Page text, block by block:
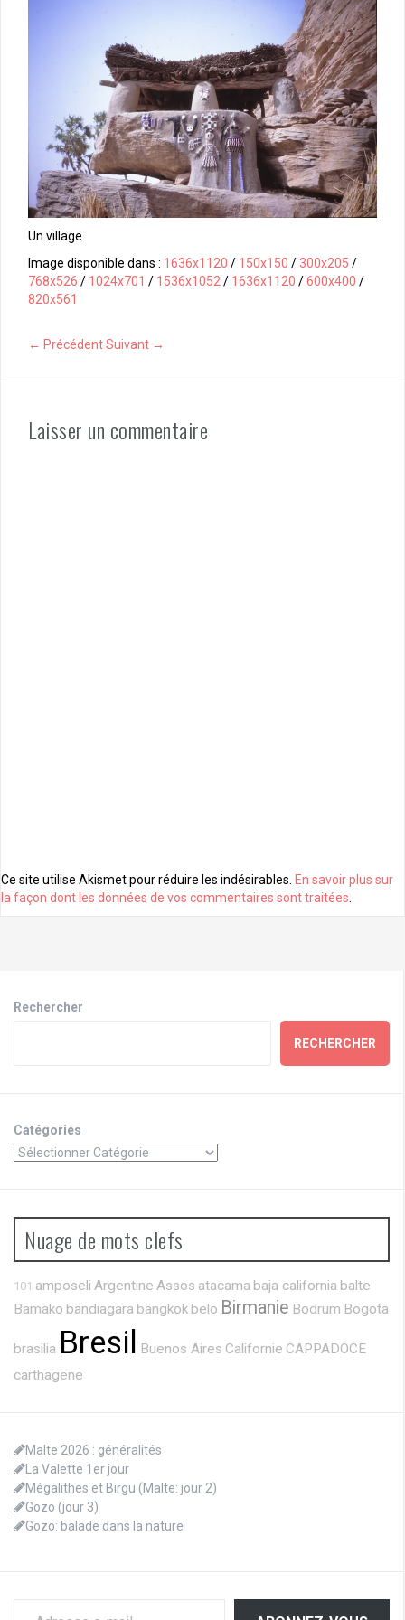
Un village
Image disponible dans : 1636x1120 / 150x150 / 300x205 /
768x526 / 1024x701 / 1536x1052/ 1636x1120 /600x400 /
820x561
← PrécédentSuivant →
Laisser un commentaire
Ce site utilise Akismet pour réduire les indésirables. En savoir plus sur
la façon dont les données de vos commentaires sont traitées.
Rechercher
RECHERCHER
Catégories
Nuage de mots clefs
101 amposeli Argentine Assos atacama baja california balte
Bamako bandiagara bangkok belo Birmanie Bodrum Bogota
brasilia Bresil Buenos Aires Californie CAPPADOCE
carthagene
Malte 2026 : généralités
La Valette 1er jour
Mégalithes et Birgu (Malte: jour 2)
Gozo (jour 3)
Gozo: balade dans la nature